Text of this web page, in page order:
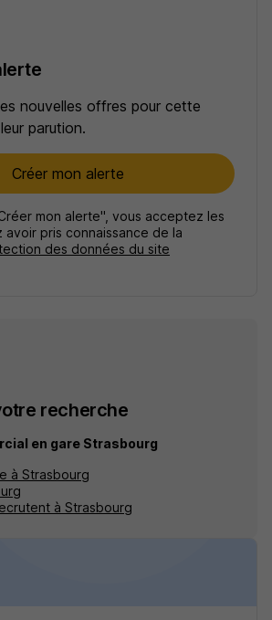
nouvelles offres pour cette
parution.
Créer mon alerte
mon alerte", vous acceptez les
avoir pris connaissance de la
des données du site
recherche
en gare Strasbourg
à Strasbourg
à Strasbourg